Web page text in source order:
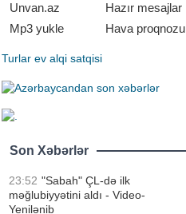
Unvan.az
Hazır mesajlar
Mp3 yukle
Hava proqnozu
Turlar ev alqi satqisi
Son Xəbərlər
23:52 "Sabah" ÇL-də ilk
məğlubiyyətini aldı - Video-
Yenilənib